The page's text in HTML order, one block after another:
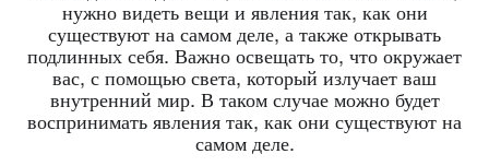
нужно видеть вещи и явления так, как они
существуют на самом деле, а также открывать
подлинных себя. Важно освещать то, что окружает
вас, с помощью света, который излучает ваш
внутренний мир. В таком случае можно будет
воспринимать явления так, как они существуют на
самом деле.